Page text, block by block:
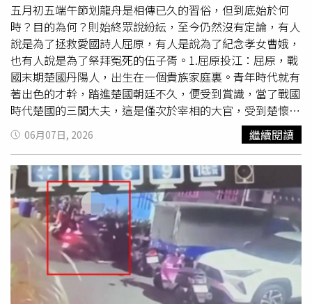
五月初五端午節划龍舟是相傳已久的習俗，但到底始於何
時？目的為何？則始終眾說紛紜，至今仍然沒有定論，有人
說是為了拯救愛國詩人屈原，有人是說為了紀念孝女曹娥，
也有人說是為了祭拜冤死的伍子胥。1.屈原投江：屈原，戰
國末期楚國丹陽人，出生在一個貴族家庭裏。青年時代就有
著出色的才幹，踏進楚國朝廷不久，便受到賞識，當了戰國
時代楚國的三閭大夫，這是僅次於宰相的大官，受到楚懷王
的重用，引起上官大夫靳尚及及令尹子蘭的嫉妒，不斷在楚
懷王的面前詆毀屈原。他提倡要團結其他國家，來抵抗野心
很大的秦國。但是楚懷王聽信了小人的讒言，不肯聽從屈原
的勸告，結果被騙到秦國，關了起來，最後並死在秦國。繼
位的楚襄王也受到小人的挑撥離間，誤信屈原有很多壞處，
不但沒有聽從屈原明智的勸告，還把他逐出郢都，流落到漢
北。 心懷大志，一直有志報國，卻一直未獲重用，鬱鬱不
得志。常常獨自在江邊徘徊嘆息。有一天，一位在江邊釣魚
的漁夫問他為什麼這麼失意落魄，屈原嘆氣的說：「舉世皆
醉唯我獨醒，舉世皆濁唯我獨清。」心中的感嘆和無奈，在
話裏表露無疑。 後來，他在心灰意冷之餘，寫下了憂國憂
06月07日, 2026 繼續閱讀